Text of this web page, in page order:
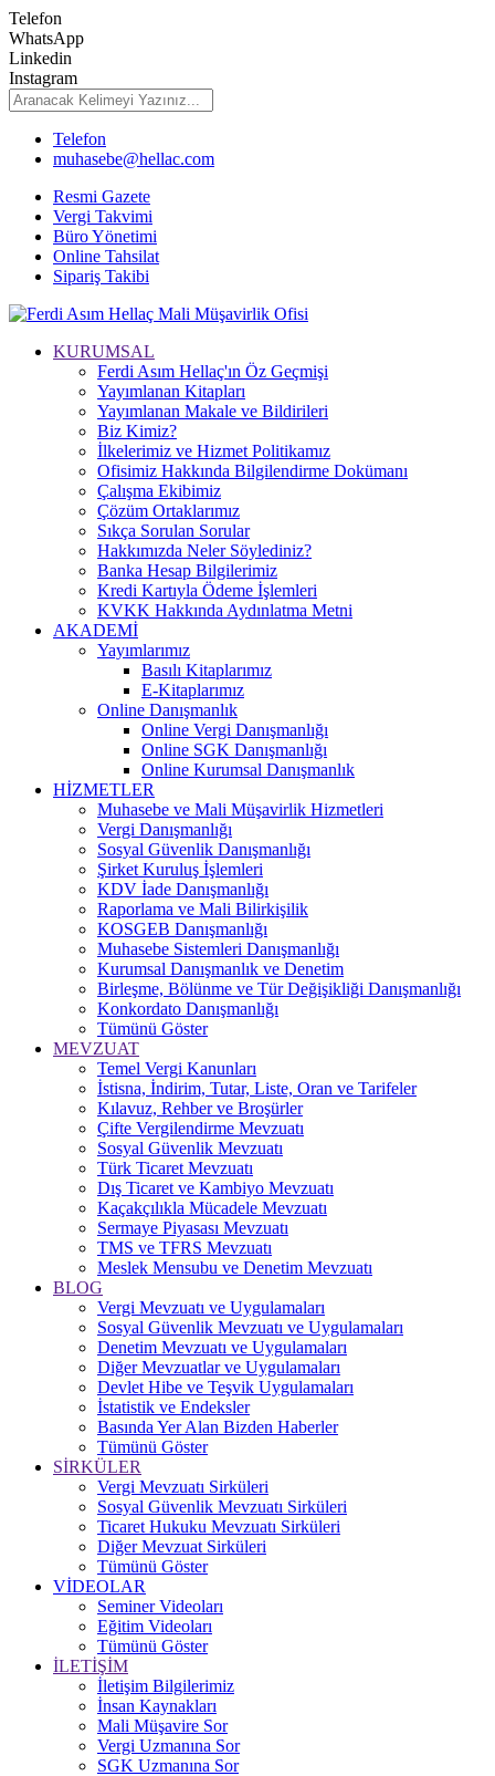
Telefon
WhatsApp
Linkedin
Instagram
Telefon
muhasebe@hellac.com
Resmi Gazete
Vergi Takvimi
Büro Yönetimi
Online Tahsilat
Sipariş Takibi
KURUMSAL
Ferdi Asım Hellaç'ın Öz Geçmişi
Yayımlanan Kitapları
Yayımlanan Makale ve Bildirileri
Biz Kimiz?
İlkelerimiz ve Hizmet Politikamız
Ofisimiz Hakkında Bilgilendirme Dokümanı
Çalışma Ekibimiz
Çözüm Ortaklarımız
Sıkça Sorulan Sorular
Hakkımızda Neler Söylediniz?
Banka Hesap Bilgilerimiz
Kredi Kartıyla Ödeme İşlemleri
KVKK Hakkında Aydınlatma Metni
AKADEMİ
Yayımlarımız
Basılı Kitaplarımız
E-Kitaplarımız
Online Danışmanlık
Online Vergi Danışmanlığı
Online SGK Danışmanlığı
Online Kurumsal Danışmanlık
HİZMETLER
Muhasebe ve Mali Müşavirlik Hizmetleri
Vergi Danışmanlığı
Sosyal Güvenlik Danışmanlığı
Şirket Kuruluş İşlemleri
KDV İade Danışmanlığı
Raporlama ve Mali Bilirkişilik
KOSGEB Danışmanlığı
Muhasebe Sistemleri Danışmanlığı
Kurumsal Danışmanlık ve Denetim
Birleşme, Bölünme ve Tür Değişikliği Danışmanlığı
Konkordato Danışmanlığı
Tümünü Göster
MEVZUAT
Temel Vergi Kanunları
İstisna, İndirim, Tutar, Liste, Oran ve Tarifeler
Kılavuz, Rehber ve Broşürler
Çifte Vergilendirme Mevzuatı
Sosyal Güvenlik Mevzuatı
Türk Ticaret Mevzuatı
Dış Ticaret ve Kambiyo Mevzuatı
Kaçakçılıkla Mücadele Mevzuatı
Sermaye Piyasası Mevzuatı
TMS ve TFRS Mevzuatı
Meslek Mensubu ve Denetim Mevzuatı
BLOG
Vergi Mevzuatı ve Uygulamaları
Sosyal Güvenlik Mevzuatı ve Uygulamaları
Denetim Mevzuatı ve Uygulamaları
Diğer Mevzuatlar ve Uygulamaları
Devlet Hibe ve Teşvik Uygulamaları
İstatistik ve Endeksler
Basında Yer Alan Bizden Haberler
Tümünü Göster
SİRKÜLER
Vergi Mevzuatı Sirküleri
Sosyal Güvenlik Mevzuatı Sirküleri
Ticaret Hukuku Mevzuatı Sirküleri
Diğer Mevzuat Sirküleri
Tümünü Göster
VİDEOLAR
Seminer Videoları
Eğitim Videoları
Tümünü Göster
İLETİŞİM
İletişim Bilgilerimiz
İnsan Kaynakları
Mali Müşavire Sor
Vergi Uzmanına Sor
SGK Uzmanına Sor